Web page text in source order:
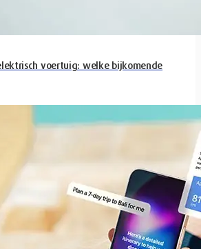
voertuig: welke bijkomende